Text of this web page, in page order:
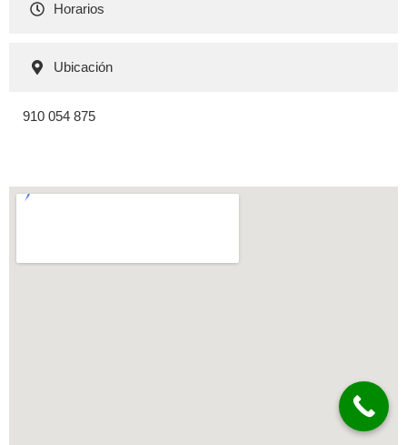
Horarios
Ubicación
910 054 875